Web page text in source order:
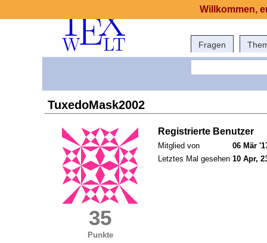
Fragen
TuxedoMask2002
35
Punkte
Registrierte Benutzer
Mitglied von
06 Mär
Letztes Mal gesehen 10 Apr,
Willkommen,